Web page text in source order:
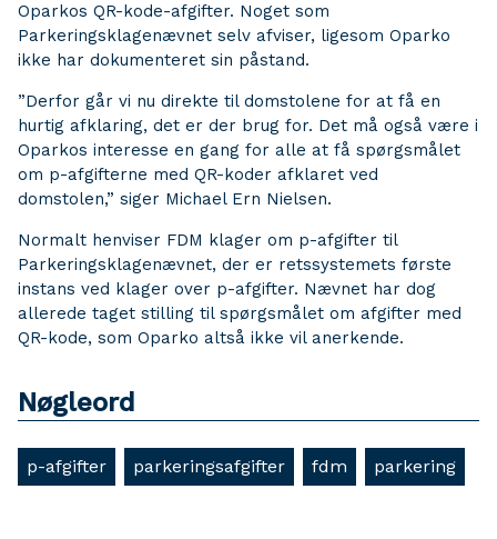
Oparkos QR-kode-afgifter. Noget som
Parkeringsklagenævnet selv afviser, ligesom Oparko
ikke har dokumenteret sin påstand.
”Derfor går vi nu direkte til domstolene for at få en
hurtig afklaring, det er der brug for. Det må også være i
Oparkos interesse en gang for alle at få spørgsmålet
om p-afgifterne med QR-koder afklaret ved
domstolen,” siger Michael Ern Nielsen.
Normalt henviser FDM klager om p-afgifter til
Parkeringsklagenævnet, der er retssystemets første
instans ved klager over p-afgifter. Nævnet har dog
allerede taget stilling til spørgsmålet om afgifter med
QR-kode, som Oparko altså ikke vil anerkende.
Nøgleord
p-afgifter parkeringsafgifter fdm parkering